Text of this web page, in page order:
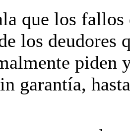
que los
los deudores
piden
garantía,